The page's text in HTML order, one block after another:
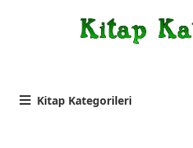
Kitap Kategorileri